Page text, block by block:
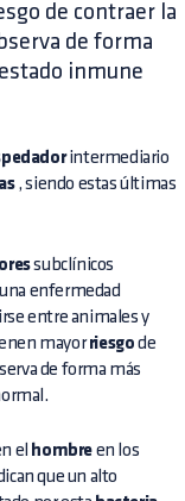
de contraer la
de forma
inmune
intermediario
, siendo estas últimas
subclínicos
enfermedad
entre animales y
mayorriesgo de
de forma más
el hombre en los
que un alto